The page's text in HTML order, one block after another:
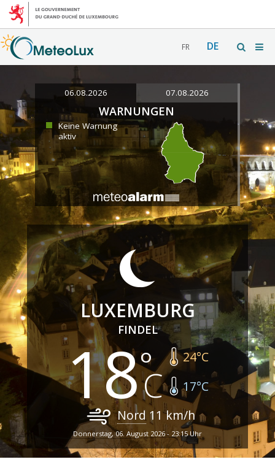
FR DE
06.08.2026 07.08.2026
WARNUNGEN
Keine Warnung
aktiv
LUXEMBURG
FINDEL
18 24°C
17°C
Nord 11km/h
Donnerstag, 06. August 2026 - 23:15 Uhr